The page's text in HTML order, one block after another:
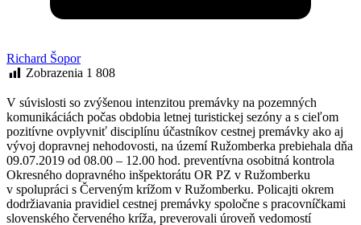
Richard Šopor
Zobrazenia 1 808
V súvislosti so zvýšenou intenzitou premávky na pozemných
komunikáciách počas obdobia letnej turistickej sezóny a s cieľom
pozitívne ovplyvniť disciplínu účastníkov cestnej premávky ako aj
vývoj dopravnej nehodovosti, na území Ružomberka prebiehala dňa
09.07.2019 od 08.00 – 12.00 hod. preventívna osobitná kontrola
Okresného dopravného inšpektorátu OR PZ v Ružomberku
v spolupráci s Červeným krížom v Ružomberku. Policajti okrem
dodržiavania pravidiel cestnej premávky spoločne s pracovníčkami
slovenského červeného kríža, preverovali úroveň vedomostí